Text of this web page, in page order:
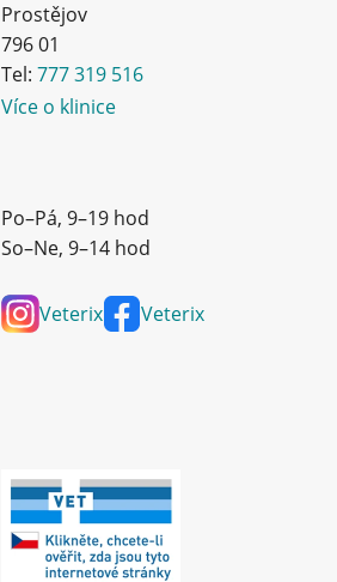
Prostějov
796 01
Tel: 777 319 516
Více o klinice
Po–Pá, 9–19 hod
So–Ne, 9–14 hod
Veterix Veterix